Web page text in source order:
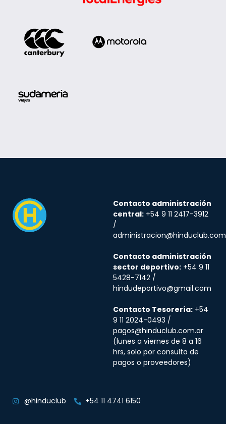
Contacto administración
central: +54 9 11 2417-3912
/
Contacto administración
sector deportivo: +54 9 11
5428-7142 /
hindudeportivo@gmail.com
Contacto Tesorería: +54
9 11 2024-0493 /
pagos@hinduclub.com.ar
(lunes a viernes de 8 a 16
hrs, solo por consulta de
pagos o proveedores)
@hinduclub +54 11 4741 6150